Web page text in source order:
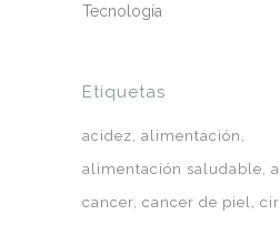
Tecnología
Etiquetas
acidez alimentación
alimentación saludable
cancer cancer de piel